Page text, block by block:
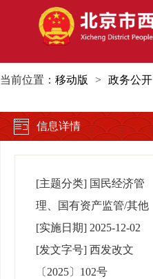
当前位置： 移动版 > 政务公开
信息详情
[主题分类] 国民经济管
理、国有资产监管/其他
[实施日期] 2025-12-02
[发文字号] 西发改文
〔2025〕102号